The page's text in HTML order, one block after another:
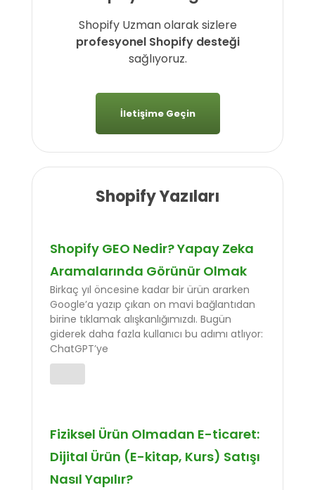
Shopify Uzman olarak sizlere
profesyonel Shopify desteği
sağlıyoruz.
İletişime Geçin
Shopify Yazıları
Shopify GEO Nedir? Yapay Zeka
Aramalarında Görünür Olmak
Birkaç yıl öncesine kadar bir ürün ararken
Google’a yazıp çıkan on mavi bağlantıdan
birine tıklamak alışkanlığımızdı. Bugün
giderek daha fazla kullanıcı bu adımı atlıyor:
ChatGPT’ye
Fiziksel Ürün Olmadan E-ticaret:
Dijital Ürün (E-kitap, Kurs) Satışı
Nasıl Yapılır?